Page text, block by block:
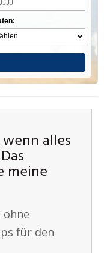
alles
meine
ohne
für den